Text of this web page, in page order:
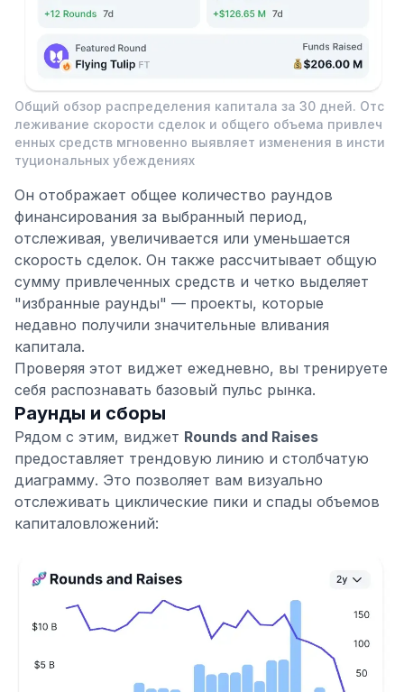
Общий обзор распределения капитала за 30 дней. Отс
леживание скорости сделок и общего объема привлеч
енных средств мгновенно выявляет изменения в инсти
туциональных убеждениях
Он отображает общее количество раундов
финансирования за выбранный период,
отслеживая, увеличивается или уменьшается
скорость сделок. Он также рассчитывает общую
сумму привлеченных средств и четко выделяет
"избранные раунды" — проекты, которые
недавно получили значительные вливания
капитала.
Проверяя этот виджет ежедневно, вы тренируете
себя распознавать базовый пульс рынка.
Раунды и сборы
Рядом с этим, виджет Rounds and Raises
предоставляет трендовую линию и столбчатую
диаграмму. Это позволяет вам визуально
отслеживать циклические пики и спады объемов
капиталовложений: